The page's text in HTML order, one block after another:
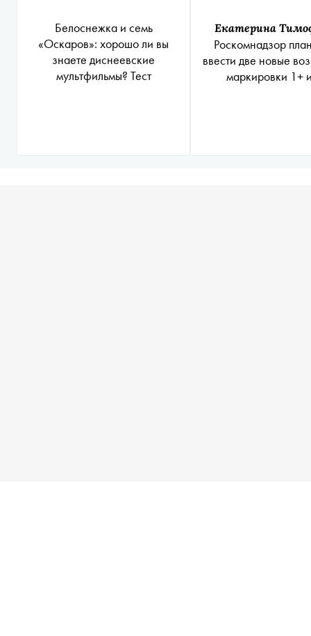
Белоснежка и семь
«Оскаров»: хорошо ли вы
знаете диснеевские
мультфильмы? Тест
Екатерина
Роскомнадзор
ввести две новые
маркировки 1+